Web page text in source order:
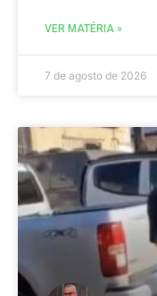
VER MATÉRIA »
7 de agosto de 2026